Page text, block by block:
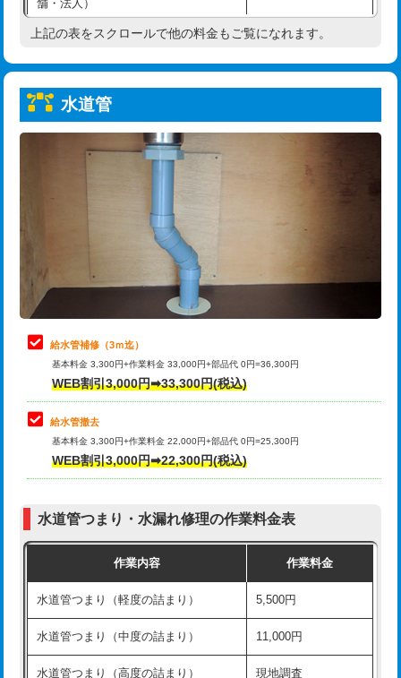
用/3ｍまで)
給水管工事※（塩ビ管（VP・HI）使
+8,800円
給水管工事※（ライニング鋼管・銅
管・ポリ管・HT管使用/3ｍまで)
給水管工事※（ライニング鋼管・銅
管・ポリ管・HT管使用/3ｍ超え)
排水管工事（土の掘削・埋め戻し作
11,000円~
排水管工事（排水管工事/3ｍまで） 55,000円
排水管工事（追加 排水管工事/3ｍ超
マス交換（土の掘削・埋め戻し作業）
マス交換（深さ50㎝未満）
マス交換（深さ50㎝以上）
コンクリート斫り（厚さ10㎝まで）
モルタル補修（厚さ10㎝超え） 38,500円
洗面台設置 38,500円
化粧台設置 22,000円
舗・法人）
高度高圧洗浄換 現地調査
トーラー機使用/3mまで
追加トーラー機使用/3m超え
33,000円
8,800円
止水・漏水調査・防水処理・清掃・修
理・調整・分解・加工など（軽作業）
11,000円
止水・漏水調査・防水処理・清掃・修
理・調整・分解・加工など（中作業）
止水・漏水調査・防水処理・清掃・修
理・調整・分解・加工など（重作業）
33,000円
その他部品の脱着
交換・取付（タンク）
式）)
式・ワンホール）)
交換・取付(排水栓・排水トラップ
22,000円+材料費
上記の表をスクロールで他の料金もご覧になれます。
水道管
給水管補修（3ｍ迄）
基本料金 3,300円+作業料金 33,000円+部品代 0円=36,300円
WEB割引3,000円➡33,300円(税込)
給水管撤去
基本料金 3,300円+作業料金 22,000円+部品代 0円=25,300円
WEB割引3,000円➡22,300円(税込)
水道管つまり・水漏れ修理の作業料金表
作業内容 作業料金
水道管つまり（軽度の詰まり） 5,500円
水道管つまり（中度の詰まり） 11,000円
水道管つまり（高度の詰まり） 現地調査